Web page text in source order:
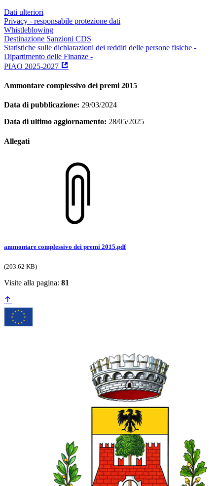
Dati ulteriori
Privacy - responsabile protezione dati
Whistleblowing
Destinazione Sanzioni CDS
Statistiche sulle dichiarazioni dei redditi delle persone fisiche -
Dipartimento delle Finanze -
PIAO 2025-2027
Ammontare complessivo dei premi 2015
Data di pubblicazione: 29/03/2024
Data di ultimo aggiornamento: 28/05/2025
Allegati
ammontare complessivo dei premi 2015.pdf
(203.62 KB)
Visite alla pagina: 81